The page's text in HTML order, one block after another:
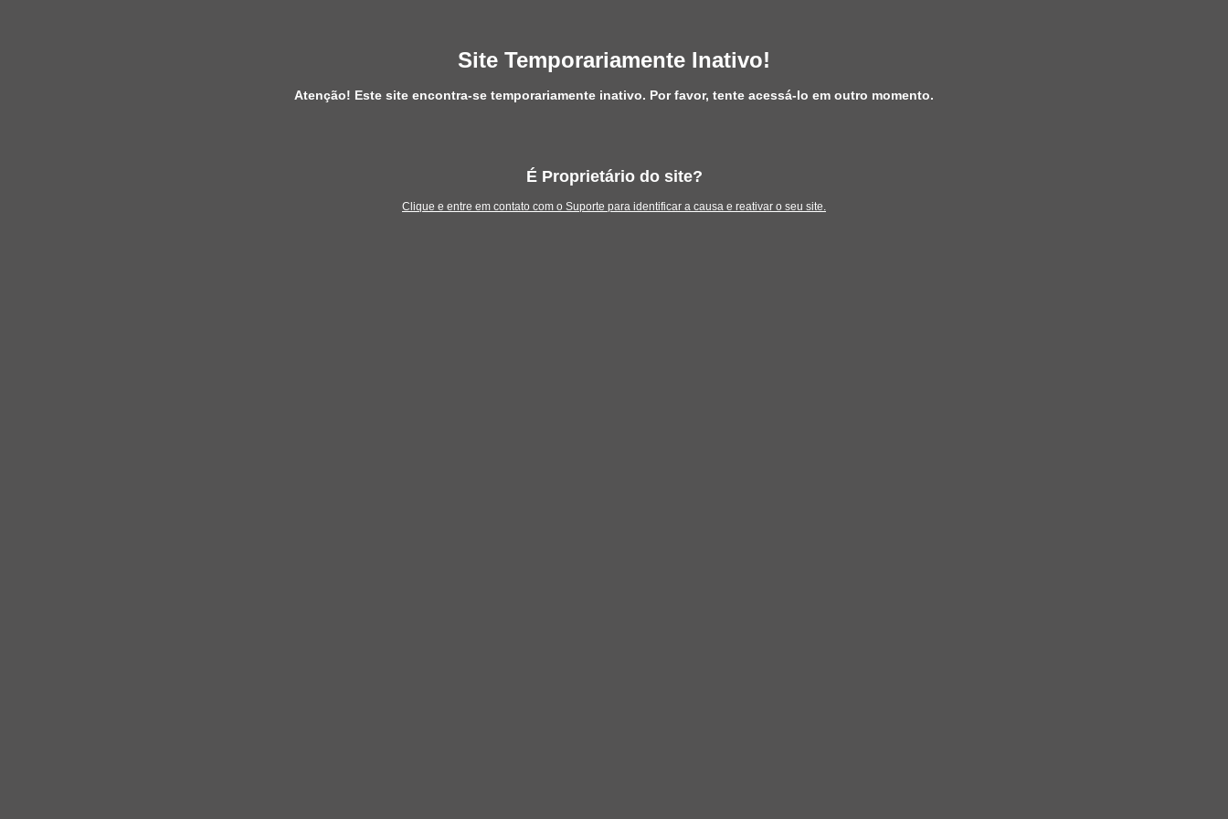
Site Temporariamente Inativo!
Atenção! Este site encontra-se temporariamente inativo. Por favor, tente acessá-lo em outro momento.
É Proprietário do site?
Clique e entre em contato com o Suporte para identificar a causa e reativar o seu site.